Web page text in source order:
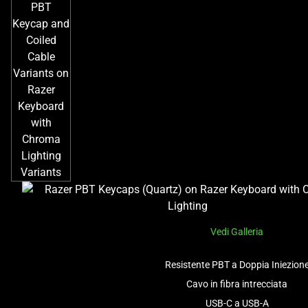
Vedi Galleria
Resistente PBT a Doppia
Cavo in fibra intrecciata
USB-C a USB-A